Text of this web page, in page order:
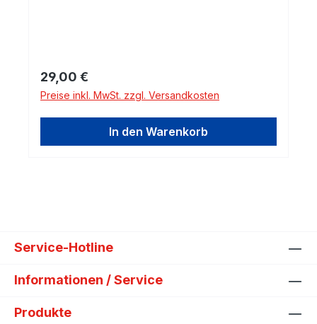
Regulärer Preis:
29,00 €
Preise inkl. MwSt. zzgl. Versandkosten
In den Warenkorb
Service-Hotline
Informationen / Service
Produkte